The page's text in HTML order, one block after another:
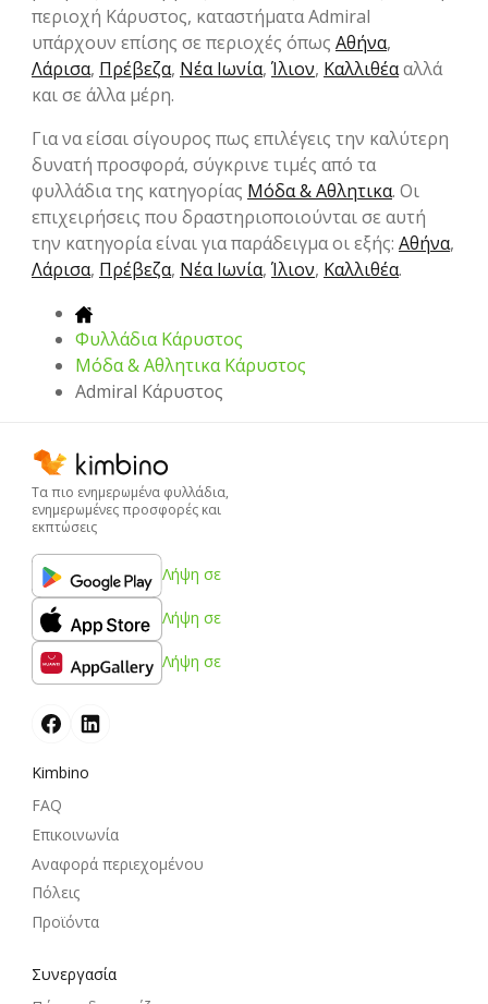
περιοχή Κάρυστος, καταστήματα Admiral
υπάρχουν επίσης σε περιοχές όπως Αθήνα,
Λάρισα, Πρέβεζα, Νέα Ιωνία, Ίλιον, Καλλιθέααλλά
και σε άλλα μέρη.
Για να είσαι σίγουρος πως επιλέγεις την καλύτερη
δυνατή προσφορά, σύγκρινε τιμές από τα
φυλλάδια της κατηγορίας Μόδα & Aθλητικα. Οι
επιχειρήσεις που δραστηριοποιούνται σε αυτή
την κατηγορία είναι για παράδειγμα οι εξής: Αθήνα,
Λάρισα, Πρέβεζα, Νέα Ιωνία, Ίλιον, Καλλιθέα.
Φυλλάδια Κάρυστος
Μόδα & Aθλητικα Κάρυστος
Admiral Κάρυστος
Τα πιο ενημερωμένα φυλλάδια,
ενημερωμένες προσφορές και
εκπτώσεις
Λήψη σε
Λήψη σε
Λήψη σε
Kimbino
FAQ
Επικοινωνία
Αναφορά περιεχομένου
Πόλεις
Προϊόντα
Συνεργασία